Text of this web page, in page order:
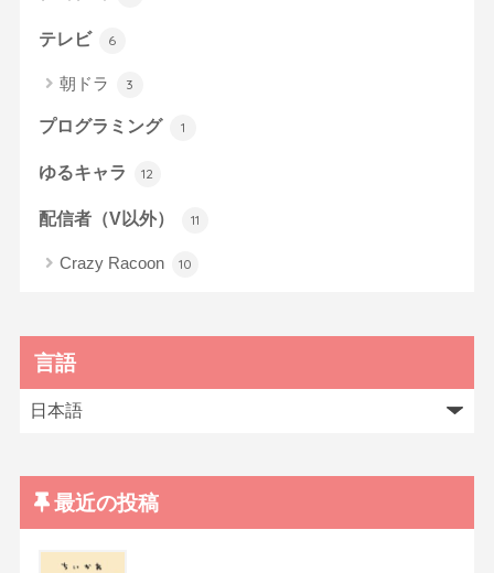
テレビ 6
朝ドラ 3
プログラミング 1
ゆるキャラ 12
配信者（V以外） 11
Crazy Racoon 10
言語
最近の投稿